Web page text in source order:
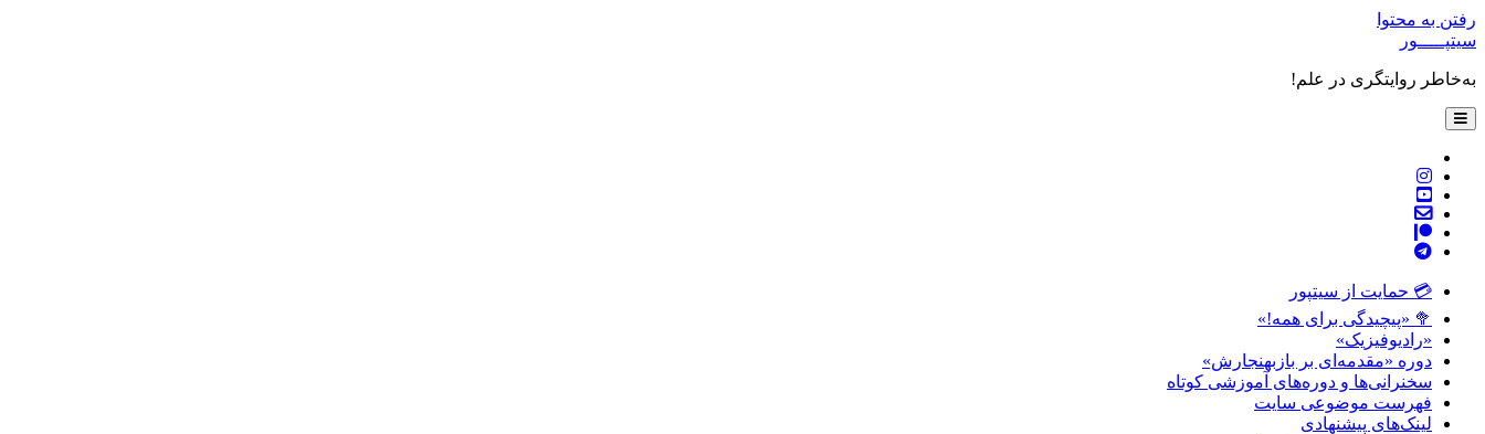
رفتن به محتوا
سیتپـــــور
به‌خاطر روایتگری در علم!
باز
کردن
instagram
youtube
پست
telegram
💳 حمایت از سیتپور
🥦 «پیچیدگی برای همه!»
«رادیوفیزیک»
دوره «مقدمه‌ای بر بازبهنجارش»
سخنرانی‌ها و دوره‌های آموزشی کوتاه
فهرست موضوعی سایت
لینک‌های پیشنهادی